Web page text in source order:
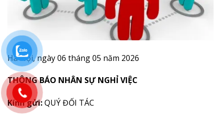
Hà Nội, ngày 06 tháng 05 năm 2026
THÔNG BÁO NHÂN SỰ NGHỈ VIỆC
Kính gửi:QUÝ ĐỐI TÁC